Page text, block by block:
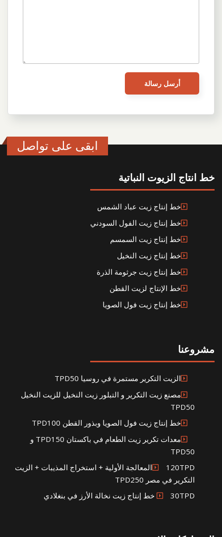
ابقى على تواصل
خط انتاج الزيوت النباتية
خط إنتاج زيت عباد الشمس
خط إنتاج زيت الفول السودني
خط إنتاج زيت السمسم
خط إنتاج زيت النخيل
خط إنتاج زيت جرثومة الذرة
خط الإنتاج لزيت القطن
خط إنتاج زيت فول الصويا
مشروعنا
الزيت التكرير مستمرة في روسيا TPD50
مصنع زيت التكرير و التبلور زيت النخيل للزيت النخيل
TPD50
خط إنتاج زيت فول الصويا وبذور القطن TPD100
معدات تكرير زيت الطعام في باكستان TPD150 و
TPD50
120TPDالمعالجة الأولية + استخراج المذيبات + الزيت
التكرير في مصر TPD250
30TPD خط إنتاج زيت نخالة الأرز في بنغلادي